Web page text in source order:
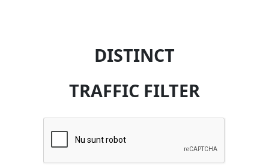
DISTINCT
TRAFFIC FILTER